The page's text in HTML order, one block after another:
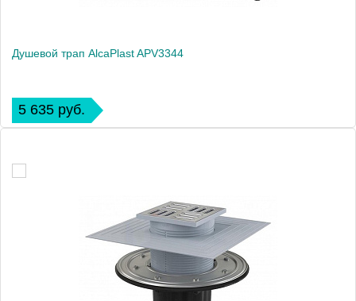
Душевой трап AlcaPlast APV3344
5 635 руб.